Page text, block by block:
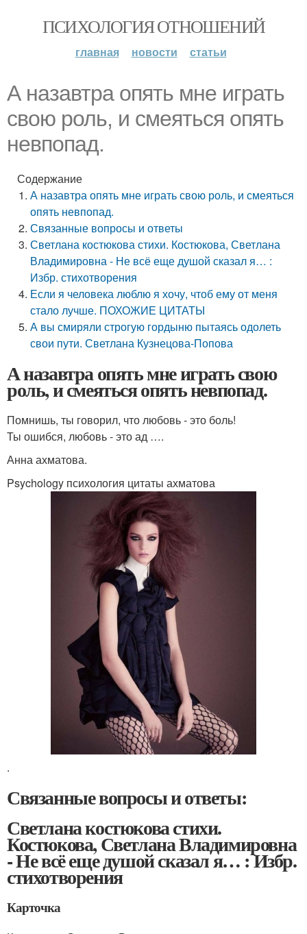
ПСИХОЛОГИЯ ОТНОШЕНИЙ
главная новости статьи
А назавтра опять мне играть
свою роль, и смеяться опять
невпопад.
Содержание
А назавтра опять мне играть свою роль, и смеяться
опять невпопад.
Связанные вопросы и ответы
Светлана костюкова стихи. Костюкова, Светлана
Владимировна - Не всё еще душой сказал я… :
Избр. стихотворения
Если я человека люблю я хочу, чтоб ему от меня
стало лучше. ПОХОЖИЕ ЦИТАТЫ
А вы смиряли строгую гордыню пытаясь одолеть
свои пути. Светлана Кузнецова-Попова
А назавтра опять мне играть свою
роль, и смеяться опять невпопад.
Помнишь, ты говорил, что любовь - это боль!
Ты ошибся, любовь - это ад ….
Анна ахматова.
Psychology психология цитаты ахматова
.
Связанные вопросы и ответы:
Светлана костюкова стихи.
Костюкова, Светлана Владимировна
- Не всё еще душой сказал я… : Избр.
стихотворения
Карточка